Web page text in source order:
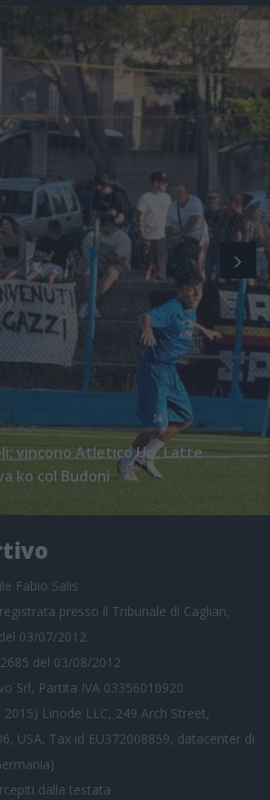
vincono Atletico Uri, Latte
ko col Budoni
Fabio Salis
presso il Tribunale di Cagliari,
03/07/2012
del 03/08/2012
Srl, Partita IVA 03356010920
Linode LLC, 249 Arch Street,
USA, Tax id EU372008859, datacenter di
dalla testata